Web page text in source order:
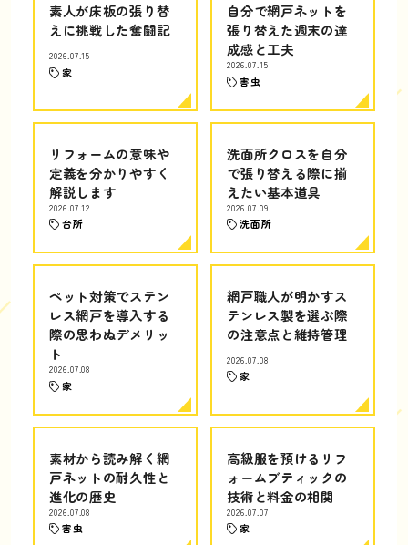
素人が床板の張り替
えに挑戦した奮闘記
2026.07.15
家
自分で網戸ネットを
張り替えた週末の達
成感と工夫
2026.07.15
害虫
リフォームの意味や
定義を分かりやすく
解説します
2026.07.12
台所
洗面所クロスを自分
で張り替える際に揃
えたい基本道具
2026.07.09
洗面所
ペット対策でステン
レス網戸を導入する
際の思わぬデメリッ
ト
2026.07.08
家
網戸職人が明かすス
テンレス製を選ぶ際
の注意点と維持管理
2026.07.08
家
素材から読み解く網
戸ネットの耐久性と
進化の歴史
2026.07.08
害虫
高級服を預けるリフ
ォームブティックの
技術と料金の相関
2026.07.07
家